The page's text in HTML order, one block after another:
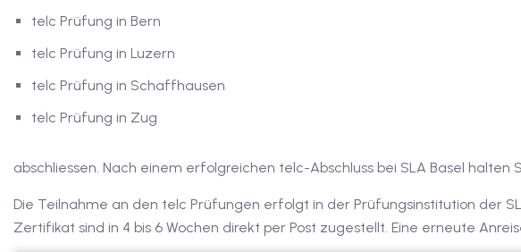
telc Prüfung in Bern
telc Prüfung in Luzern
telc Prüfung in Schaffhausen
telc Prüfung in Zug
abschliessen. Nach einem erfolgreichen telc-Abschluss bei SLA Basel
Die Teilnahme an den telc Prüfungen erfolgt in der Prüfungsinstitution der
Zertifikat sind in 4 bis 6 Wochen direkt per Post zugestellt. Eine erneute